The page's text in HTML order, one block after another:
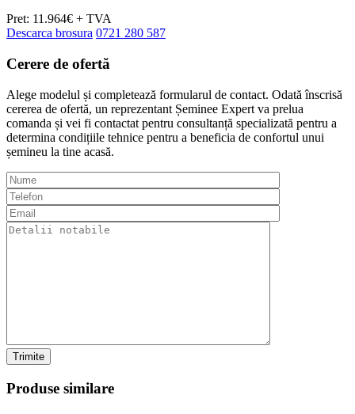
Pret: 11.964€ + TVA
Descarca brosura 0721 280 587
Cerere de ofertă
Alege modelul și completează formularul de contact. Odată înscrisă
cererea de ofertă, un reprezentant Șeminee Expert va prelua
comanda și vei fi contactat pentru consultanță specializată pentru a
determina condițiile tehnice pentru a beneficia de confortul unui
șemineu la tine acasă.
Trimite
Produse similare